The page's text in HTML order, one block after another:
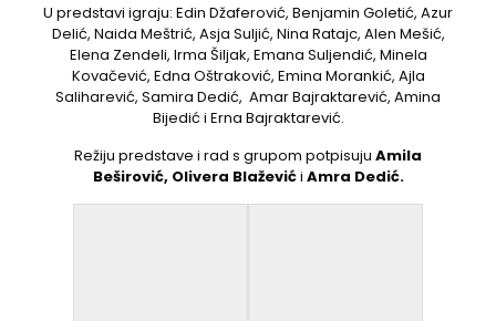
U predstavi igraju: Edin Džaferović, Benjamin Goletić, Azur
Delić, Naida Meštrić, Asja Suljić, Nina Ratajc, Alen Mešić,
Elena Zendeli, Irma Šiljak, Emana Suljendić, Minela
Kovačević, Edna Oštraković, Emina Morankić, Ajla
Saliharević, Samira Dedić, Amar Bajraktarević, Amina
Bijedić i Erna Bajraktarević.
Režiju predstave i rad s grupom potpisuju Amila
Beširović, Olivera Blaževići Amra Dedić.